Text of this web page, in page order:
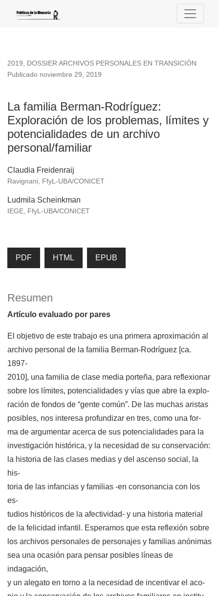
La familia Berman-Rodríguez: Exploración de los
2019, DOSSIER ARCHIVOS PERSONALES EN TRANSICIÓN
La familia Berman-Rodríguez:
Exploración de los problemas, límites y
potencialidades de un archivo
personal/familiar
Publicado noviembre 29, 2019
Claudia Freidenraij
Ravignani, FfyL-UBA/CONICET
Ludmila Scheinkman
IEGE, FfyL-UBA/CONICET
PDF HTML EPUB
Resumen
Artículo evaluado por pares
El objetivo de este trabajo es una primera aproximación al
archivo personal de la familia Berman-Rodríguez [ca.
1897-
2010], una familia de clase media porteña, para reflexionar
sobre los límites, potencialidades y vías que abre la explo-
ración de fondos de “gente común”. De las muchas aristas
posibles, nos interesa profundizar en tres, como una for-
ma de argumentar acerca de sus potencialidades para la
investigación histórica, y la necesidad de su conservación:
la historia de las clases medias y del ascenso social, la
his-
toria de las infancias y familias -en consonancia con los
es-
tudios históricos de la afectividad- y una historia material
de la felicidad infantil. Esperamos que esta reflexión sobre
los archivos personales de personajes y familias anónimas
sea una ocasión para pensar posibles líneas de
indagación,
y un alegato en torno a la necesidad de incentivar el aco-